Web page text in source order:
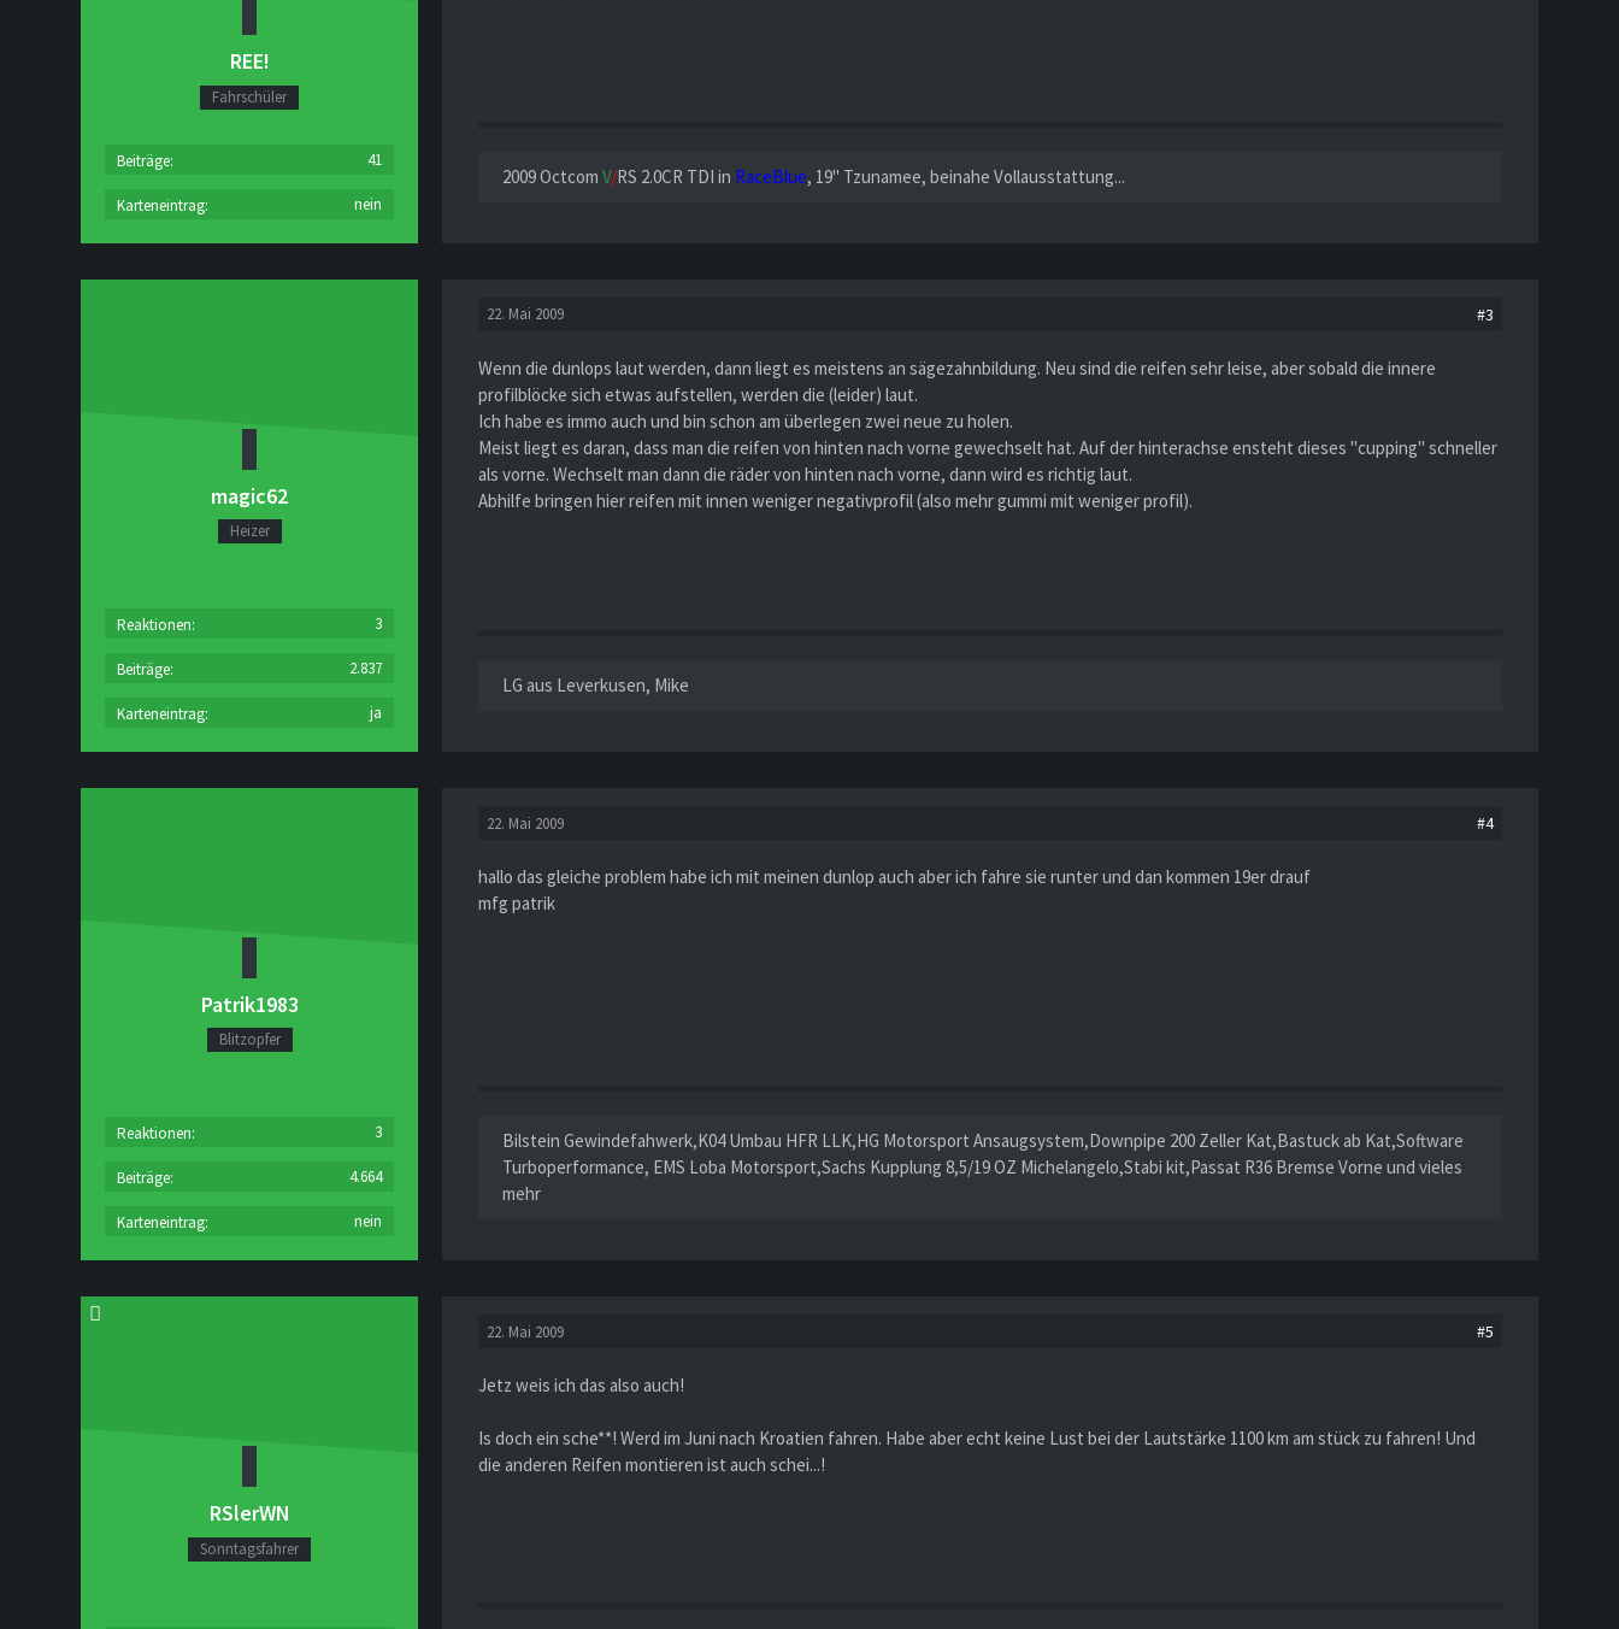
REE!
Fahrschüler
Beiträge 41
Karteneintrag nein
2009 OctcomV/RS 2.0CR TDI in RaceBlue, 19" Tzunamee, beinahe Vollausstattung...
magic62
Heizer
Reaktionen 3
Beiträge 2.837
Karteneintrag ja
22. Mai 2009 #3
Wenn die dunlops laut werden, dann liegt es meistens an sägezahnbildung. Neu sind die reifen sehr leise, aber sobald die innere
profilblöcke sich etwas aufstellen, werden die (leider) laut.
Ich habe es immo auch und bin schon am überlegen zwei neue zu holen.
Meist liegt es daran, dass man die reifen von hinten nach vorne gewechselt hat. Auf der hinterachse ensteht dieses "cupping" schneller
als vorne. Wechselt man dann die räder von hinten nach vorne, dann wird es richtig laut.
Abhilfe bringen hier reifen mit innen weniger negativprofil (also mehr gummi mit weniger profil).
LG aus Leverkusen, Mike
Patrik1983
Blitzopfer
Reaktionen 3
Beiträge 4.664
Karteneintrag nein
22. Mai 2009 #4
hallo das gleiche problem habe ich mit meinen dunlop auch aber ich fahre sie runter und dan kommen 19er drauf
mfg patrik
Bilstein Gewindefahwerk,K04 Umbau HFR LLK,HG Motorsport Ansaugsystem,Downpipe 200 Zeller Kat,Bastuck ab Kat,Software
Turboperformance, EMS Loba Motorsport,Sachs Kupplung 8,5/19 OZ Michelangelo,Stabi kit,Passat R36 Bremse Vorne und vieles
mehr
RSlerWN
Sonntagsfahrer
22. Mai 2009 #5
Jetz weis ich das also auch!
Is doch ein sche**! Werd im Juni nach Kroatien fahren. Habe aber echt keine Lust bei der Lautstärke 1100 km am stück zu fahren! Und
die anderen Reifen montieren ist auch schei...!